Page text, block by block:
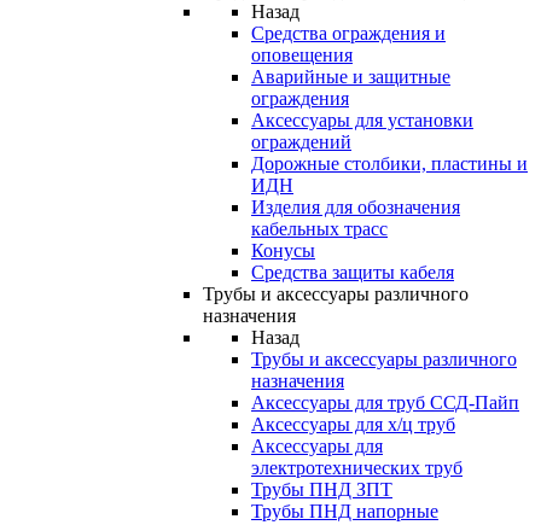
Назад
Средства ограждения и
оповещения
Аварийные и защитные
ограждения
Аксессуары для установки
ограждений
Дорожные столбики, пластины и
ИДН
Изделия для обозначения
кабельных трасс
Конусы
Средства защиты кабеля
Трубы и аксессуары различного
назначения
Назад
Трубы и аксессуары различного
назначения
Аксессуары для труб ССД-Пайп
Аксессуары для х/ц труб
Аксессуары для
электротехнических труб
Трубы ПНД ЗПТ
Трубы ПНД напорные